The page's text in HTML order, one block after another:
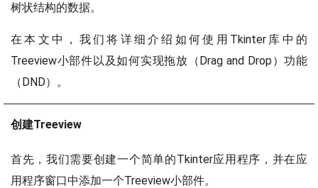
树状结构的数据。
在本文中，我们将详细介绍如何使用Tkinter库中的
Treeview小部件以及如何实现拖放（Drag and Drop）功能
（DND）。
创建Treeview
首先，我们需要创建一个简单的Tkinter应用程序，并在应
用程序窗口中添加一个Treeview小部件。